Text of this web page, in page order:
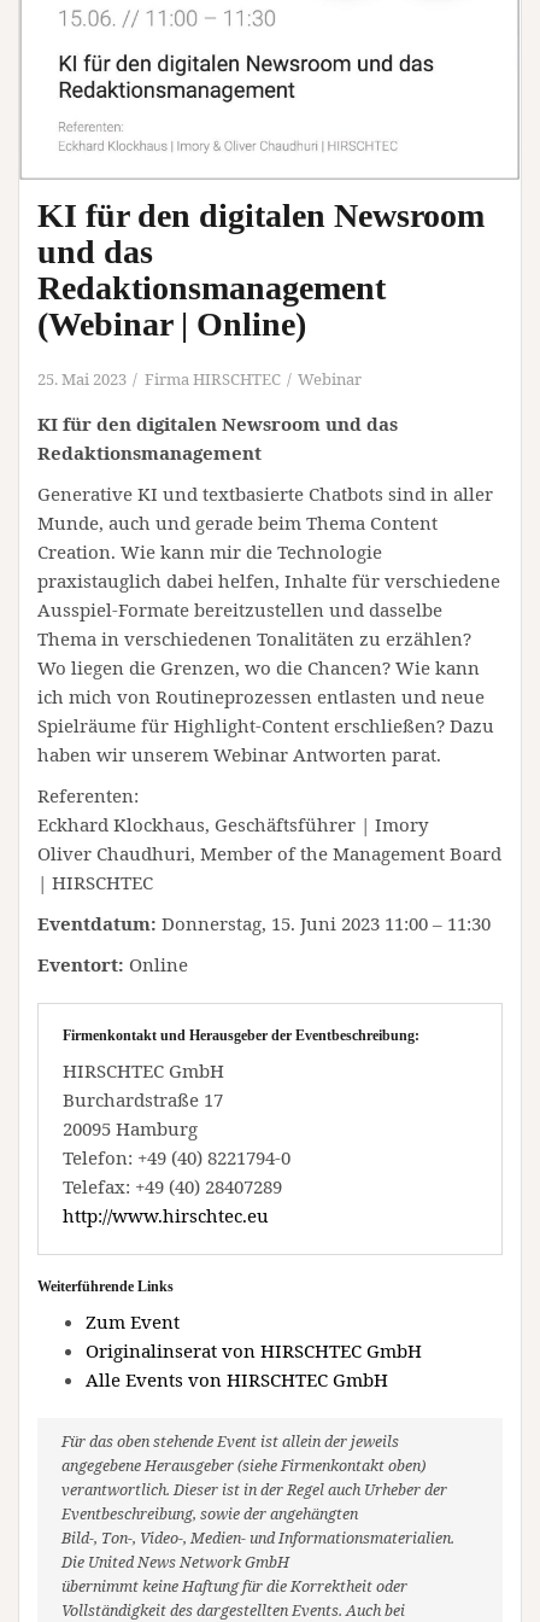
KI für den digitalen Newsroom
und das
Redaktionsmanagement
(Webinar | Online)
25. Mai 2023 Firma HIRSCHTEC Webinar
KI für den digitalen Newsroom und das
Redaktionsmanagement
Generative KI und textbasierte Chatbots sind in aller
Munde, auch und gerade beim Thema Content
Creation. Wie kann mir die Technologie
praxistauglich dabei helfen, Inhalte für verschiedene
Ausspiel-Formate bereitzustellen und dasselbe
Thema in verschiedenen Tonalitäten zu erzählen?
Wo liegen die Grenzen, wo die Chancen? Wie kann
ich mich von Routineprozessen entlasten und neue
Spielräume für Highlight-Content erschließen? Dazu
haben wir unserem Webinar Antworten parat.
Referenten:
Eckhard Klockhaus, Geschäftsführer | Imory
Oliver Chaudhuri, Member of the Management Board
| HIRSCHTEC
Eventdatum: Donnerstag, 15. Juni 2023 11:00 – 11:30
Eventort: Online
Firmenkontakt und Herausgeber der Eventbeschreibung:
HIRSCHTEC GmbH
Burchardstraße 17
20095 Hamburg
Telefon: +49 (40) 8221794-0
Telefax: +49 (40) 28407289
http://www.hirschtec.eu
Weiterführende Links
Zum Event
Originalinserat von HIRSCHTEC GmbH
Alle Events von HIRSCHTEC GmbH
Für das oben stehende Event ist allein der jeweils
angegebene Herausgeber (siehe Firmenkontakt oben)
verantwortlich. Dieser ist in der Regel auch Urheber der
Eventbeschreibung, sowie der angehängten
Bild-, Ton-, Video-, Medien- und Informationsmaterialien.
Die United News Network GmbH
übernimmt keine Haftung für die Korrektheit oder
Vollständigkeit des dargestellten Events. Auch bei